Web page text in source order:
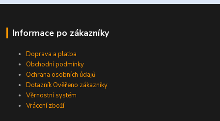
Informace po zákazníky
Doprava a platba
Obchodní podmínky
Ochrana osobních údajů
Dotazník Ověřeno zákazníky
Věrnostní systém
Vrácení zboží